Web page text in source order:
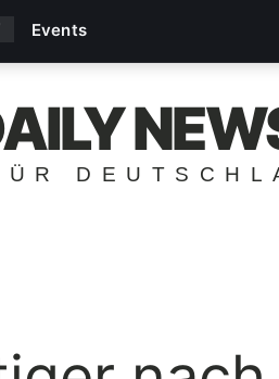
Events